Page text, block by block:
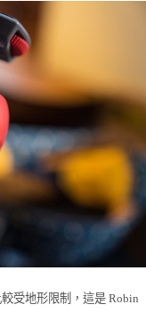
受地形限制，這是 Robin